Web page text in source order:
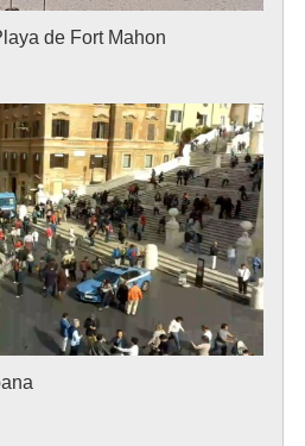
de Fort Mahon